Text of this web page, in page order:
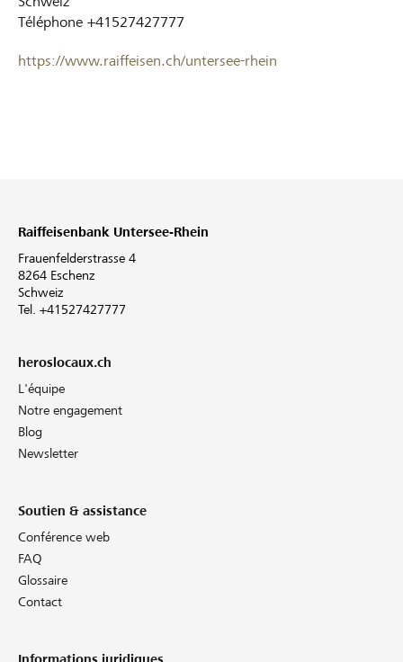
Téléphone +41527427777
https://www.raiffeisen.ch/untersee-rhein
Raiffeisenbank Untersee-Rhein
Frauenfelderstrasse 4
8264 Eschenz
Schweiz
Tel. +41527427777
heroslocaux.ch
L'équipe
Notre engagement
Blog
Newsletter
Soutien & assistance
Conférence web
FAQ
Glossaire
Contact
Informations juridiques